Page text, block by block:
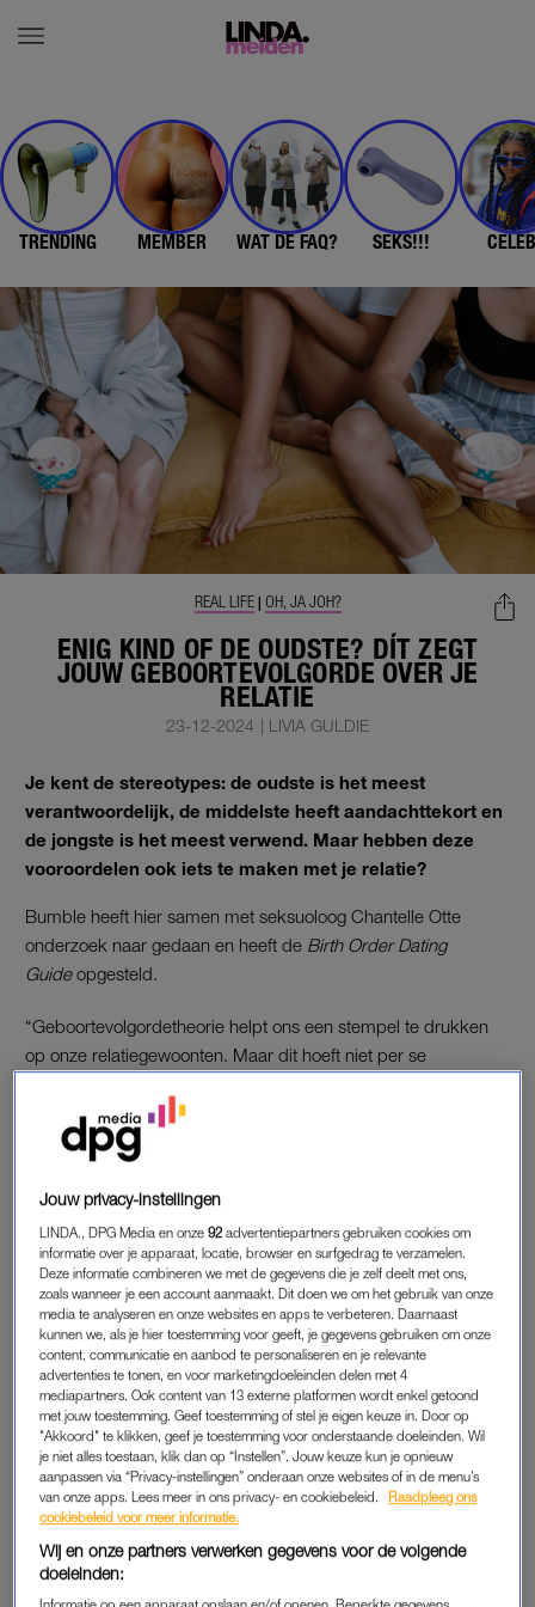
TRENDING MEMBER WAT DE FAQ? SEKS!!!
ENIG KIND OF DE OUDSTE? DÍT ZEGT
JOUW GEBOORTEVOLGORDE OVER JE
RELATIE
REAL LIFE| OH, JA JOH?
23-12-2024 | LIVIA GULDIE
Je kent de stereotypes: de oudste is het meest
verantwoordelijk, de middelste heeft aandachttekort en
de jongste is het meest verwend. Maar hebben deze
vooroordelen ook iets te maken met je relatie?
Bumble heeft hier samen met seksuoloog Chantelle Otte
onderzoek naar gedaan en heeft de Birth Order Dating
Guideopgesteld.
“Geboortevolgordetheorie helpt ons een stempel te drukken
op onze relatiegewoonten. Maar dit hoeft niet per se
koesteren op je eigen unieke manier”, vertelt Chantelle.
FIRST BORN
Heb je een relatie met een eerstgeborene? Dan heb je met
een ambitieus en georganiseerd iemand te maken.Green
flagskunnen bijvoorbeeld het nemen van de leiding zijn. “Een
relatie met de oudstekan leiden tot een relatie waarin doelen
worden gesteld en dromen met passie worden nagestreefd.
Hun voorkeur voor dominantie of controle kan echter soms
overweldigend aanvoelen. Open communicatie is hier de
sleutel”, meent Chantelle.
MIDDLE BORN
vredestichter doen denken. Ook passen ze zich goed aan in
veel situaties. “
Dit kan zorgen voor
een harmonieuze relatie. Je
Jouw privacy-instellingen
LINDA., DPG Media en onze92 advertentiepartners gebruiken cookies om
informatie over je apparaat, locatie, browser en surfgedrag te verzamelen.
Deze informatie combineren we met de gegevens die je zelf deelt met ons,
zoals wanneer je een account aanmaakt. Dit doen we om het gebruik van onze
media te analyseren en onze websites en apps te verbeteren. Daarnaast
kunnen we, als je hier toestemming voor geeft, je gegevens gebruiken om onze
content, communicatie en aanbod te personaliseren en je relevante
advertenties te tonen, en voor marketingdoeleinden delen met 4
mediapartners. Ook content van 13 externe platformen wordt enkel getoond
met jouw toestemming. Geef toestemming of stel je eigen keuze in. Door op
"Akkoord" te klikken, geef je toestemming voor onderstaande doeleinden. Wil
je niet alles toestaan, klik dan op “Instellen”. Jouw keuze kun je opnieuw
aanpassen via “Privacy-instellingen” onderaan onze websites of in de menu’s
van onze apps. Lees meer in ons privacy- en cookiebeleid.
Raadpleeg ons
cookiebeleid voor meer informatie.
Wij en onze partners verwerken gegevens voor de volgende
doeleinden: